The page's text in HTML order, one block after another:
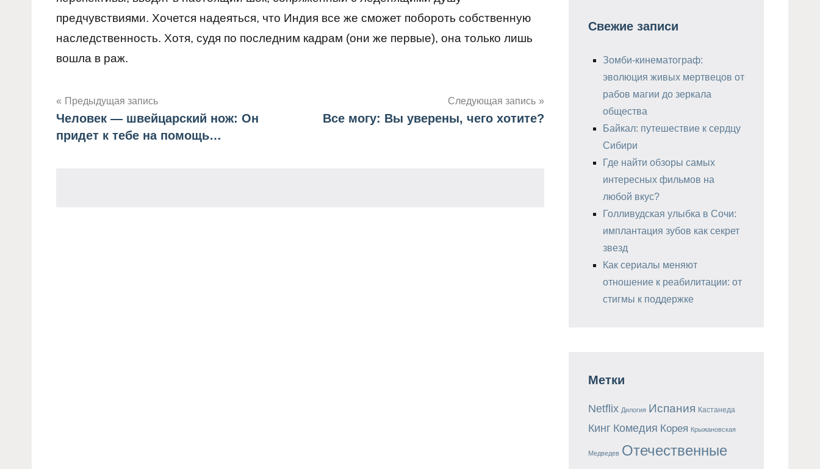
предчувствиями. Хочется надеяться, что Индия все же сможет побороть собственную
наследственность. Хотя, судя по последним кадрам (они же первые), она только лишь
вошла в раж.
Навигация
по
Предыдущая запись
Человек — швейцарский нож: Он
придет к тебе на помощь…
Следующая запись
Все могу: Вы уверены, чего хотите?
Свежие записи
Зомби-кинематограф:
эволюция живых мертвецов от
рабов магии до зеркала
общества
Байкал: путешествие к сердцу
Сибири
Где найти обзоры самых
интересных фильмов на
любой вкус?
Голливудская улыбка в Сочи:
имплантация зубов как секрет
звезд
Как сериалы меняют
отношение к реабилитации: от
стигмы к поддержке
Метки
Netflix Дилогия Испания Кастанеда
Кинг Комедия Корея Крыжановская
Медведев Отечественные